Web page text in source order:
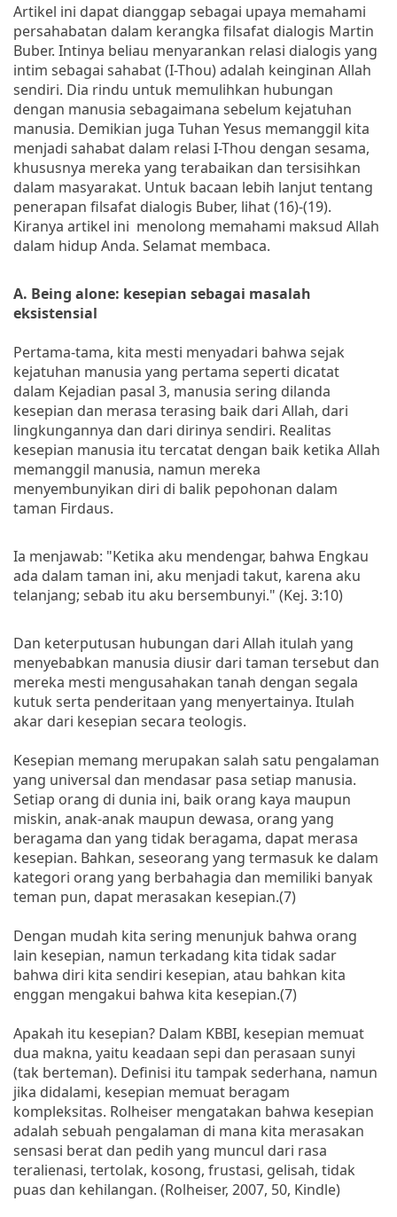
Artikel ini dapat dianggap sebagai upaya memahami
persahabatan dalam kerangka filsafat dialogis Martin
Buber. Intinya beliau menyarankan relasi dialogis yang
intim sebagai sahabat (I-Thou) adalah keinginan Allah
sendiri. Dia rindu untuk memulihkan hubungan
dengan manusia sebagaimana sebelum kejatuhan
manusia. Demikian juga Tuhan Yesus memanggil kita
menjadi sahabat dalam relasi I-Thou dengan sesama,
khususnya mereka yang terabaikan dan tersisihkan
dalam masyarakat. Untuk bacaan lebih lanjut tentang
penerapan filsafat dialogis Buber, lihat (16)-(19).
Kiranya artikel ini menolong memahami maksud Allah
dalam hidup Anda. Selamat membaca.
A. Being alone: kesepian sebagai masalah
eksistensial
Pertama-tama, kita mesti menyadari bahwa sejak
kejatuhan manusia yang pertama seperti dicatat
dalam Kejadian pasal 3, manusia sering dilanda
kesepian dan merasa terasing baik dari Allah, dari
lingkungannya dan dari dirinya sendiri. Realitas
kesepian manusia itu tercatat dengan baik ketika Allah
memanggil manusia, namun mereka
menyembunyikan diri di balik pepohonan dalam
taman Firdaus.
Ia menjawab: "Ketika aku mendengar, bahwa Engkau
ada dalam taman ini, aku menjadi takut, karena aku
telanjang; sebab itu aku bersembunyi." (Kej. 3:10)
Dan keterputusan hubungan dari Allah itulah yang
menyebabkan manusia diusir dari taman tersebut dan
mereka mesti mengusahakan tanah dengan segala
kutuk serta penderitaan yang menyertainya. Itulah
akar dari kesepian secara teologis.
Kesepian memang merupakan salah satu pengalaman
yang universal dan mendasar pasa setiap manusia.
Setiap orang di dunia ini, baik orang kaya maupun
miskin, anak-anak maupun dewasa, orang yang
beragama dan yang tidak beragama, dapat merasa
kesepian. Bahkan, seseorang yang termasuk ke dalam
kategori orang yang berbahagia dan memiliki banyak
teman pun, dapat merasakan kesepian.(7)
Dengan mudah kita sering menunjuk bahwa orang
lain kesepian, namun terkadang kita tidak sadar
bahwa diri kita sendiri kesepian, atau bahkan kita
enggan mengakui bahwa kita kesepian.(7)
Apakah itu kesepian? Dalam KBBI, kesepian memuat
dua makna, yaitu keadaan sepi dan perasaan sunyi
(tak berteman). Definisi itu tampak sederhana, namun
jika didalami, kesepian memuat beragam
kompleksitas. Rolheiser mengatakan bahwa kesepian
adalah sebuah pengalaman di mana kita merasakan
sensasi berat dan pedih yang muncul dari rasa
teralienasi, tertolak, kosong, frustasi, gelisah, tidak
puas dan kehilangan. (Rolheiser, 2007, 50, Kindle)